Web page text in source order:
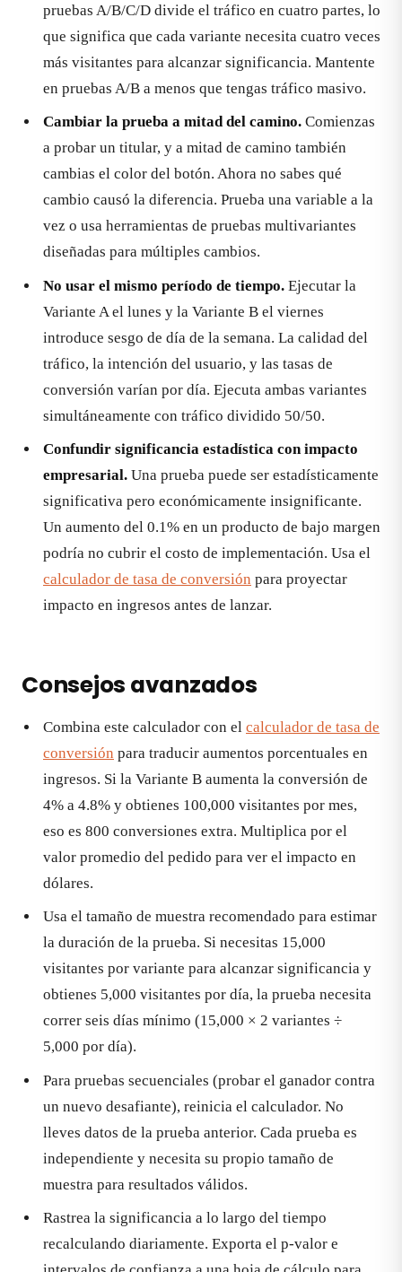
pruebas A/B/C/D divide el tráfico en cuatro partes, lo
que significa que cada variante necesita cuatro veces
más visitantes para alcanzar significancia. Mantente
en pruebas A/B a menos que tengas tráfico masivo.
Cambiar la prueba a mitad del camino. Comienzas
a probar un titular, y a mitad de camino también
cambias el color del botón. Ahora no sabes qué
cambio causó la diferencia. Prueba una variable a la
vez o usa herramientas de pruebas multivariantes
diseñadas para múltiples cambios.
No usar el mismo período de tiempo. Ejecutar la
Variante A el lunes y la Variante B el viernes
introduce sesgo de día de la semana. La calidad del
tráfico, la intención del usuario, y las tasas de
conversión varían por día. Ejecuta ambas variantes
simultáneamente con tráfico dividido 50/50.
Confundir significancia estadística con impacto
empresarial. Una prueba puede ser estadísticamente
significativa pero económicamente insignificante.
Un aumento del 0.1% en un producto de bajo margen
podría no cubrir el costo de implementación. Usa el
calculador de tasa de conversión para proyectar
impacto en ingresos antes de lanzar.
Consejos avanzados
Combina este calculador con el calculador de tasa de
conversión para traducir aumentos porcentuales en
ingresos. Si la Variante B aumenta la conversión de
4% a 4.8% y obtienes 100,000 visitantes por mes,
eso es 800 conversiones extra. Multiplica por el
valor promedio del pedido para ver el impacto en
dólares.
Usa el tamaño de muestra recomendado para estimar
la duración de la prueba. Si necesitas 15,000
visitantes por variante para alcanzar significancia y
obtienes 5,000 visitantes por día, la prueba necesita
correr seis días mínimo (15,000 × 2 variantes ÷
5,000 por día).
Para pruebas secuenciales (probar el ganador contra
un nuevo desafiante), reinicia el calculador. No
lleves datos de la prueba anterior. Cada prueba es
independiente y necesita su propio tamaño de
muestra para resultados válidos.
Rastrea la significancia a lo largo del tiempo
recalculando diariamente. Exporta el p-valor e